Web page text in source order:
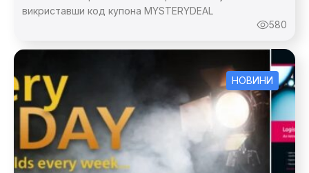
викриставши код купона MYSTERYDEAL
580
НОВИНИ